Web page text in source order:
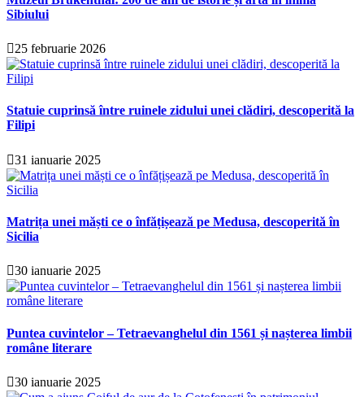
Sibiului
25 februarie 2026
Statuie cuprinsă între ruinele zidului unei clădiri, descoperită la
Filipi
31 ianuarie 2025
Matrița unei măști ce o înfățișează pe Medusa, descoperită în
Sicilia
30 ianuarie 2025
Puntea cuvintelor – Tetraevanghelul din 1561 și nașterea limbii
române literare
30 ianuarie 2025